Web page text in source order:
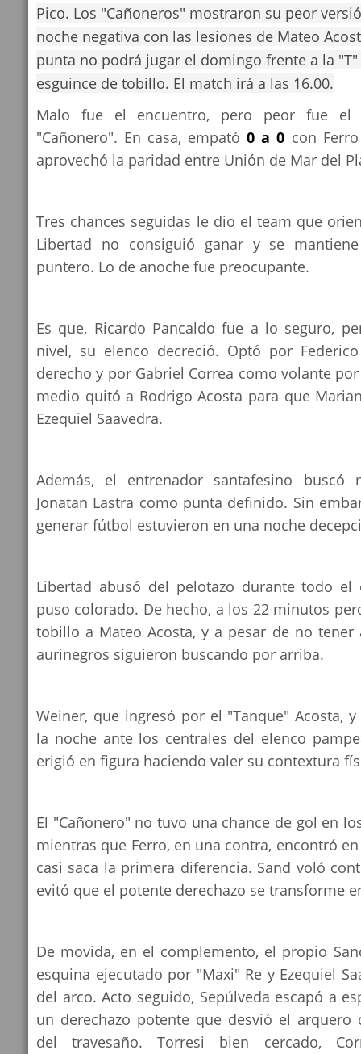
Pico. Los "Cañoneros" mostraron su peor
noche negativa con las lesiones de Mateo
punta no podrá jugar el domingo frente a la "T"
esguince de tobillo. El match irá a las 16.00.
Malo fue el encuentro, pero peor fue
"Cañonero". En casa, empató0 a 0 con
aprovechó la paridad entre Unión de Mar del
Tres chances seguidas le dio el team que
Libertad no consiguió ganar y se
puntero. Lo de anoche fue preocupante.
Es que, Ricardo Pancaldo fue a lo seguro,
nivel, su elenco decreció. Optó por
derecho y por Gabriel Correa como volante
medio quitó a Rodrigo Acosta para que
Ezequiel Saavedra.
Además, el entrenador santafesino buscó
Jonatan Lastra como punta definido. Sin
generar fútbol estuvieron en una noche
Libertad abusó del pelotazo durante todo el
puso colorado. De hecho, a los 22 minutos
tobillo a Mateo Acosta, y a pesar de no tener
aurinegros siguieron buscando por arriba.
Weiner, que ingresó por el "Tanque" Acosta,
la noche ante los centrales del elenco
erigió en figura haciendo valer su contextura
El "Cañonero" no tuvo una chance de gol en
mientras que Ferro, en una contra, encontró
casi saca la primera diferencia. Sand voló
evitó que el potente derechazo se transforme
De movida, en el complemento, el propio
esquina ejecutado por "Maxi" Re y Ezequiel
del arco. Acto seguido, Sepúlveda escapó a
un derechazo potente que desvió el arquero
del travesaño. Torresi bien cercado,